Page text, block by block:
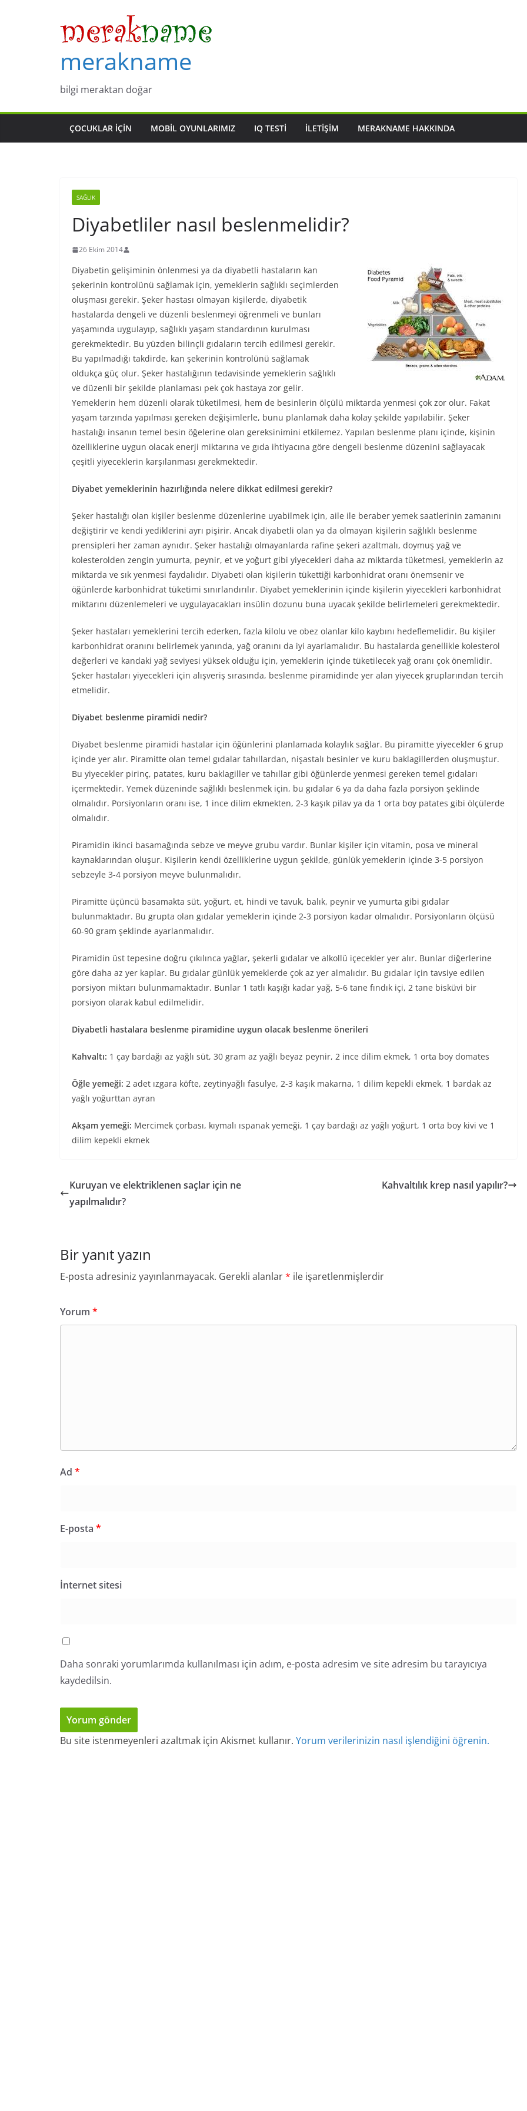
merakname
bilgi meraktan doğar
ÇOCUKLAR IÇIN MOBIL OYUNLARIMIZ IQ TESTI İLETIŞIM MERAKNAME HAKKINDA
SAĞLIK
Diyabetliler nasıl beslenmelidir?
26 Ekim 2014
Diyabetin gelişiminin önlenmesi ya da diyabetli hastaların kan
şekerinin kontrolünü sağlamak için, yemeklerin sağlıklı seçimlerden
oluşması gerekir. Şeker hastası olmayan kişilerde, diyabetik
hastalarda dengeli ve düzenli beslenmeyi öğrenmeli ve bunları
yaşamında uygulayıp, sağlıklı yaşam standardının kurulması
gerekmektedir. Bu yüzden bilinçli gıdaların tercih edilmesi gerekir.
Bu yapılmadığı takdirde, kan şekerinin kontrolünü sağlamak
oldukça güç olur. Şeker hastalığının tedavisinde yemeklerin sağlıklı
ve düzenli bir şekilde planlaması pek çok hastaya zor gelir.
Yemeklerin hem düzenli olarak tüketilmesi, hem de besinlerin ölçülü miktarda yenmesi çok zor olur. Fakat
yaşam tarzında yapılması gereken değişimlerle, bunu planlamak daha kolay şekilde yapılabilir. Şeker
hastalığı insanın temel besin öğelerine olan gereksinimini etkilemez. Yapılan beslenme planı içinde, kişinin
özelliklerine uygun olacak enerji miktarına ve gıda ihtiyacına göre dengeli beslenme düzenini sağlayacak
çeşitli yiyeceklerin karşılanması gerekmektedir.
Diyabet yemeklerinin hazırlığında nelere dikkat edilmesi gerekir?
Şeker hastalığı olan kişiler beslenme düzenlerine uyabilmek için, aile ile beraber yemek saatlerinin zamanını
değiştirir ve kendi yediklerini ayrı pişirir. Ancak diyabetli olan ya da olmayan kişilerin sağlıklı beslenme
prensipleri her zaman aynıdır. Şeker hastalığı olmayanlarda rafine şekeri azaltmalı, doymuş yağ ve
kolesterolden zengin yumurta, peynir, et ve yoğurt gibi yiyecekleri daha az miktarda tüketmesi, yemeklerin az
miktarda ve sık yenmesi faydalıdır. Diyabeti olan kişilerin tükettiği karbonhidrat oranı önemsenir ve
öğünlerde karbonhidrat tüketimi sınırlandırılır. Diyabet yemeklerinin içinde kişilerin yiyecekleri karbonhidrat
miktarını düzenlemeleri ve uygulayacakları insülin dozunu buna uyacak şekilde belirlemeleri gerekmektedir.
Şeker hastaları yemeklerini tercih ederken, fazla kilolu ve obez olanlar kilo kaybını hedeflemelidir. Bu kişiler
karbonhidrat oranını belirlemek yanında, yağ oranını da iyi ayarlamalıdır. Bu hastalarda genellikle kolesterol
değerleri ve kandaki yağ seviyesi yüksek olduğu için, yemeklerin içinde tüketilecek yağ oranı çok önemlidir.
Şeker hastaları yiyecekleri için alışveriş sırasında, beslenme piramidinde yer alan yiyecek gruplarından tercih
etmelidir.
Diyabet beslenme piramidi nedir?
Diyabet beslenme piramidi hastalar için öğünlerini planlamada kolaylık sağlar. Bu piramitte yiyecekler 6 grup
içinde yer alır. Piramitte olan temel gıdalar tahıllardan, nişastalı besinler ve kuru baklagillerden oluşmuştur.
Bu yiyecekler pirinç, patates, kuru baklagiller ve tahıllar gibi öğünlerde yenmesi gereken temel gıdaları
içermektedir. Yemek düzeninde sağlıklı beslenmek için, bu gıdalar 6 ya da daha fazla porsiyon şeklinde
olmalıdır. Porsiyonların oranı ise, 1 ince dilim ekmekten, 2-3 kaşık pilav ya da 1 orta boy patates gibi ölçülerde
olmalıdır.
Piramidin ikinci basamağında sebze ve meyve grubu vardır. Bunlar kişiler için vitamin, posa ve mineral
kaynaklarından oluşur. Kişilerin kendi özelliklerine uygun şekilde, günlük yemeklerin içinde 3-5 porsiyon
sebzeyle 3-4 porsiyon meyve bulunmalıdır.
Piramitte üçüncü basamakta süt, yoğurt, et, hindi ve tavuk, balık, peynir ve yumurta gibi gıdalar
bulunmaktadır. Bu grupta olan gıdalar yemeklerin içinde 2-3 porsiyon kadar olmalıdır. Porsiyonların ölçüsü
60-90 gram şeklinde ayarlanmalıdır.
Piramidin üst tepesine doğru çıkılınca yağlar, şekerli gıdalar ve alkollü içecekler yer alır. Bunlar diğerlerine
göre daha az yer kaplar. Bu gıdalar günlük yemeklerde çok az yer almalıdır. Bu gıdalar için tavsiye edilen
porsiyon miktarı bulunmamaktadır. Bunlar 1 tatlı kaşığı kadar yağ, 5-6 tane fındık içi, 2 tane bisküvi bir
porsiyon olarak kabul edilmelidir.
Diyabetli hastalara beslenme piramidine uygun olacak beslenme önerileri
Kahvaltı: 1 çay bardağı az yağlı süt, 30 gram az yağlı beyaz peynir, 2 ince dilim ekmek, 1 orta boy domates
Öğle yemeği: 2 adet ızgara köfte, zeytinyağlı fasulye, 2-3 kaşık makarna, 1 dilim kepekli ekmek, 1 bardak az
yağlı yoğurttan ayran
Akşam yemeği: Mercimek çorbası, kıymalı ıspanak yemeği, 1 çay bardağı az yağlı yoğurt, 1 orta boy kivi ve 1
dilim kepekli ekmek
Kuruyan ve elektriklenen saçlar için ne
yapılmalıdır?
Kahvaltılık krep nasıl yapılır?
Bir yanıt yazın
E-posta adresiniz yayınlanmayacak. Gerekli alanlar* ile işaretlenmişlerdir
Yorum *
Ad *
E-posta *
İnternet sitesi
Daha sonraki yorumlarımda kullanılması için adım, e-posta adresim ve site adresim bu tarayıcıya
kaydedilsin.
Bu site istenmeyenleri azaltmak için Akismet kullanır. Yorum verilerinizin nasıl işlendiğini öğrenin.